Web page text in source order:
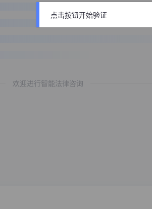
欢迎进行智能法律咨询
点击按钮开始验证